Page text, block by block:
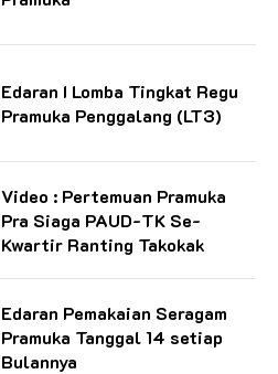
Edaran I Lomba Tingkat Regu
Pramuka Penggalang (LT3)
Video : Pertemuan Pramuka
Pra Siaga PAUD-TK Se-
Kwartir Ranting Takokak
Edaran Pemakaian Seragam
Pramuka Tanggal 14 setiap
Bulannya